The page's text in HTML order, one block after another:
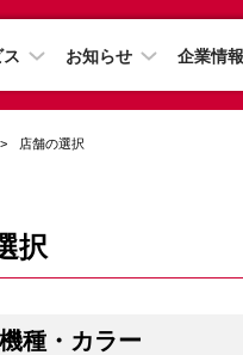
お知らせ 企業情報
店舗の選択
択
種・カラー